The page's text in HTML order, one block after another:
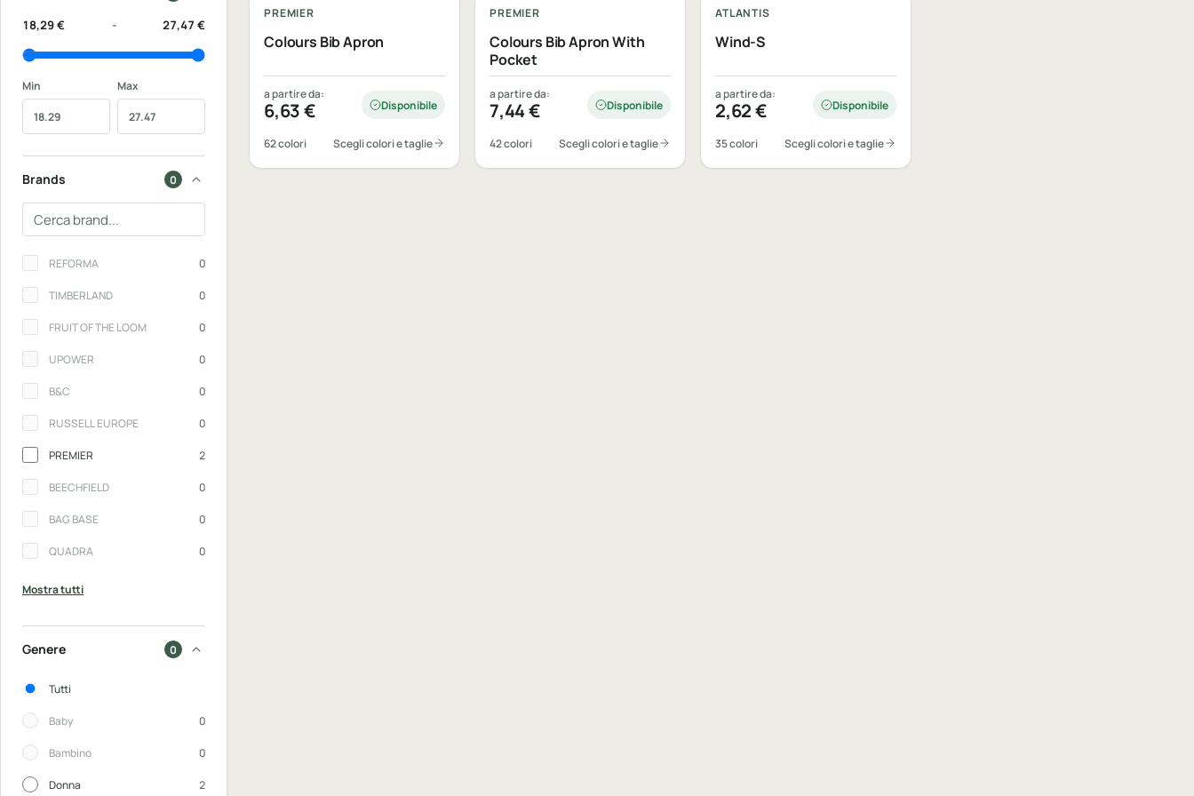
18,29 € - 27,47 €
Min Max
Brands 0
Cerca un brand
BrandsREFORMA 0
TIMBERLAND 0
FRUIT OF THE LOOM 0
UPOWER 0
B&C 0
RUSSELL EUROPE 0
PREMIER 2
BEECHFIELD 0
BAG BASE 0
QUADRA 0
Mostra tutti
Genere 0
Genere
Tutti
Baby 0
Bambino 0
Donna 2
PREMIER
Colours Bib Apron
a partire da:
6,63€ Disponibile
62 colori Scegli colori e taglie
PREMIER
Colours Bib Apron With
Pocket
a partire da:
7,44€ Disponibile
42 colori Scegli colori e taglie
ATLANTIS
Wind-S
a partire da:
2,62€ Disponibile
35 colori Scegli colori e taglie